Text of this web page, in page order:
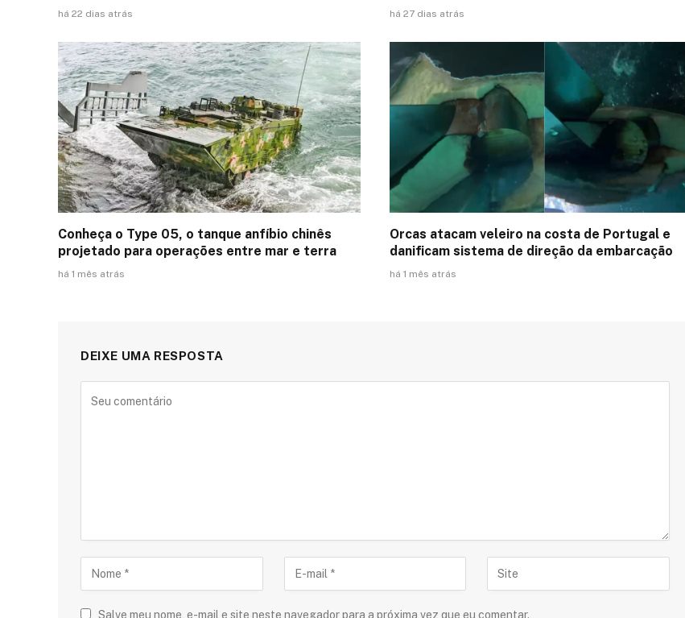
há 22 dias atrás há 27 dias atrás
Conheça o Type 05, o tanque anfíbio chinês
projetado para operações entre mar e terra
há 1 mês atrás
Orcas atacam veleiro na costa de Portugal e
danificam sistema de direção da embarcação
há 1 mês atrás
DEIXE UMA RESPOSTA
Salve meu nome, e-mail e site neste navegador para a próxima vez que eu comentar.